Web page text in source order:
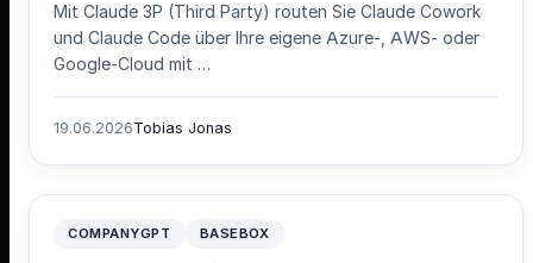
Mit Claude 3P (Third Party) routen Sie Claude Cowork
und Claude Code über Ihre eigene Azure-, AWS- oder
Google-Cloud mit …
19.06.2026Tobias Jonas
COMPANYGPT BASEBOX